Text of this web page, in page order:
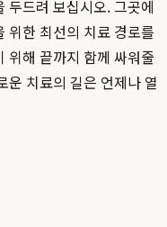
두드려 보십시오. 그곳에
위한 최선의 치료 경로를
위해 끝까지 함께 싸워줄
운 치료의 길은 언제나 열